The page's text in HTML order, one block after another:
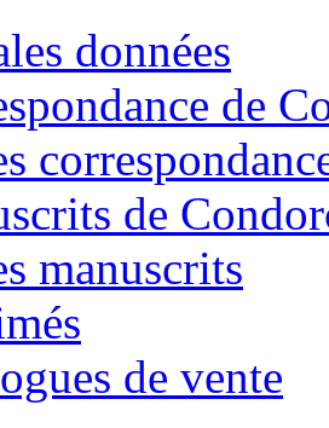
données
de
de
manuscrits
de vente